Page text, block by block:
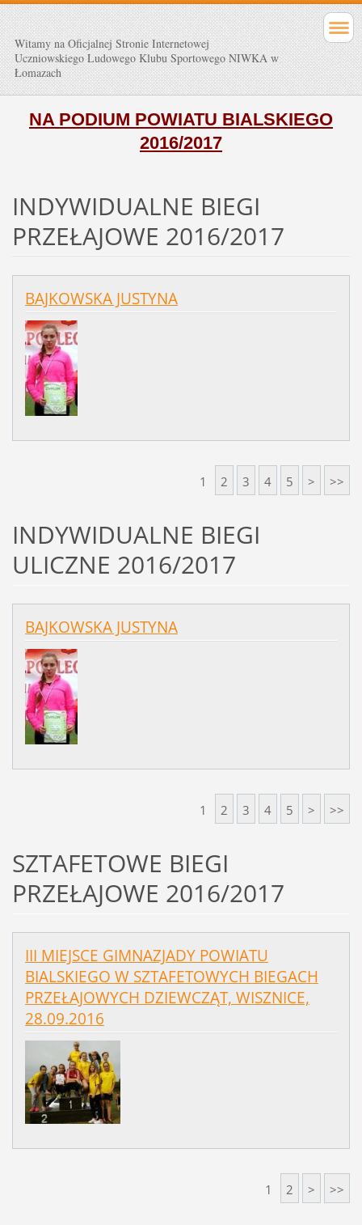
Witamy na Oficjalnej Stronie Internetowej
Uczniowskiego Ludowego Klubu Sportowego NIWKA w
Łomazach
NA PODIUM POWIATU BIALSKIEGO
2016/2017
INDYWIDUALNE BIEGI
PRZEŁAJOWE 2016/2017
BAJKOWSKA JUSTYNA
1 2 3 4 5 > >>
INDYWIDUALNE BIEGI
ULICZNE 2016/2017
BAJKOWSKA JUSTYNA
1 2 3 4 5 > >>
SZTAFETOWE BIEGI
PRZEŁAJOWE 2016/2017
III MIEJSCE GIMNAZJADY POWIATU
BIALSKIEGO W SZTAFETOWYCH BIEGACH
PRZEŁAJOWYCH DZIEWCZĄT, WISZNICE,
28.09.2016
1 2 > >>